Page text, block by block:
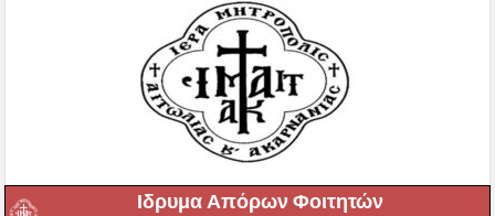
Ιδρυμα Απόρων Φοιτητών